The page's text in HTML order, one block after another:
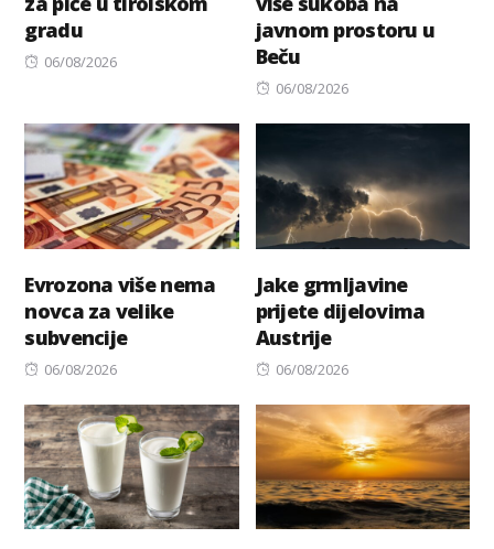
gradu
Posted
06/08/2026
javnom prostoru u
Beču
Posted
06/08/2026
Evrozona više nema
novca za velike
subvencije
Posted
06/08/2026
Jake grmljavine
prijete dijelovima
Austrije
Posted
06/08/2026